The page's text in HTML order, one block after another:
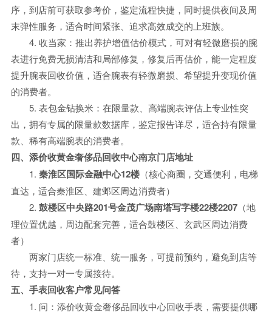
序，到店前可获取参考价，鉴定流程快捷，同时提供夜间及周
末弹性服务，适合时间紧张、追求高效成交的上班族。
4. 收当家：推出养护增值估价模式，可对有轻微磨损的腕
表进行免费无损清洁和局部修复，修复后再估价，能一定程度
提升腕表回收价值，适合腕表有轻微磨损、希望提升变现价值
的消费者。
5. 表包金钻换米：在限量款、高端腕表评估上专业性突
出，拥有专属的限量款数据库，鉴定报告详尽，适合持有限量
款、稀有高端腕表的消费者。
四、添价收黄金奢侈品回收中心南京门店地址
1. 秦淮区国际金融中心12楼（核心商圈，交通便利，电梯
直达，适合秦淮区、建邺区周边消费者）
2. 鼓楼区中央路201号金茂广场南塔写字楼22楼2207（地
理位置优越，周边配套完善，适合鼓楼区、玄武区周边消费
者）
两家门店统一标准、统一服务，可提前预约，避免到店等
待，支持一对一专属接待。
五、手表回收客户常见问答
1. 问：添价收黄金奢侈品回收中心回收手表，需要提供哪